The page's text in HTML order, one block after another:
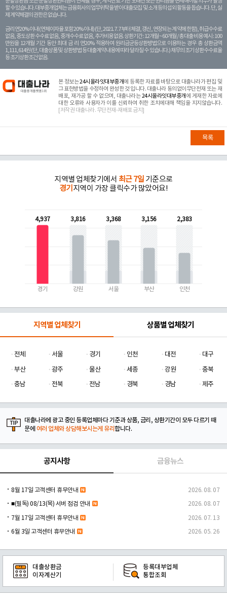
할 수 있습니다. 대부중개업체는 금융회사의 업무위탁을 받아 대출모집 및 소개 등의 섭외 활동을 돕습니다. 단, 실
제 계약체결의 권한은 없습니다.
금리 연20% 이내 (연체이자율 포함 20% 이내) (단, 2021. 7. 7부터 체결, 갱신, 연장되는 계 약에 한함), 취급수수료
없음, 중도상환 수수료 없음, 중개수수료 없음, 추가비용 없음. 상환기간 : 12개월 ~ 60개월 / 총 대출 비용 예시 : 100
만원을 12개월 기간 동안 최대 금 리 연20% 적용하여 원리금균등상환방법으로 이용하는 경우 총 상환금액
1,111,614원 (단, 대출상품 및 상환방법 등 대출계약 내용에 따라 달라질 수 있습니다.) 채무의 조기 상환수수료율
등 조기상환조건 없음.
본 정보는24시올라잇대부중개에 등록한 자료를 바탕으로 대출나라가 편집 및
그 표현방법을 수정하여 완성한 것 입니다. 대출나라 동의없이무단전재 또는 재
배포, 재가공 할 수 없으며, 대출나라는24시올라잇대부중개 에 게재한 자료에
대한 오류와 사용자가 이를 신뢰하여 취한 조치에대해 책임을 지지않습니다.
[저작권 대출나라. 무단전재-재배포 금지]
목록
지역별 업체찾기에서 최근 7일 기준으로
경기 지역이 가장 클릭수가 많았어요!
4,937
경기
3,816
강원
3,368
서울
3,156
부산
2,383
인천
지역별 업체찾기 상품별 업체찾기
전체 서울 경기 인천 대전
대구
부산
광주 울산 세종 강원
충북
충남
전북 전남 경북 경남 제주
대출나라에 광고 중인 등록업체마다 기준과 상품, 금리, 상환기간이 모두 다르기 때
문에 여러 업체와 상담해보시는게 유리합니다.
공지사항 금융뉴스
8월 17일 고객센터 휴무안내 2026. 08. 07
■(필독) 08/13(목) 서버 점검 안내 2026. 08. 07
7월 17일 고객센터 휴무안내 2026. 07. 13
6월 3일 고객센터 휴무안내 2026. 05. 26
대출상환금
이자계산기
등록대부업체
통합조회